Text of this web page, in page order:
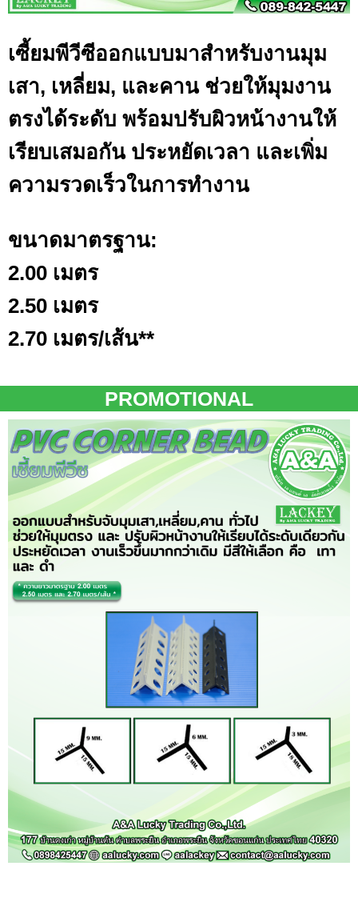
เซี้ยมพีวีซีออกแบบมาสำหรับงานมุม
เสา, เหลี่ยม, และคาน ช่วยให้มุมงาน
ตรงได้ระดับ พร้อมปรับผิวหน้างานให้
เรียบเสมอกัน ประหยัดเวลา และเพิ่ม
ความรวดเร็วในการทำงาน
ขนาดมาตรฐาน:
2.00 เมตร
2.50 เมตร
2.70 เมตร/เส้น**
PROMOTIONAL